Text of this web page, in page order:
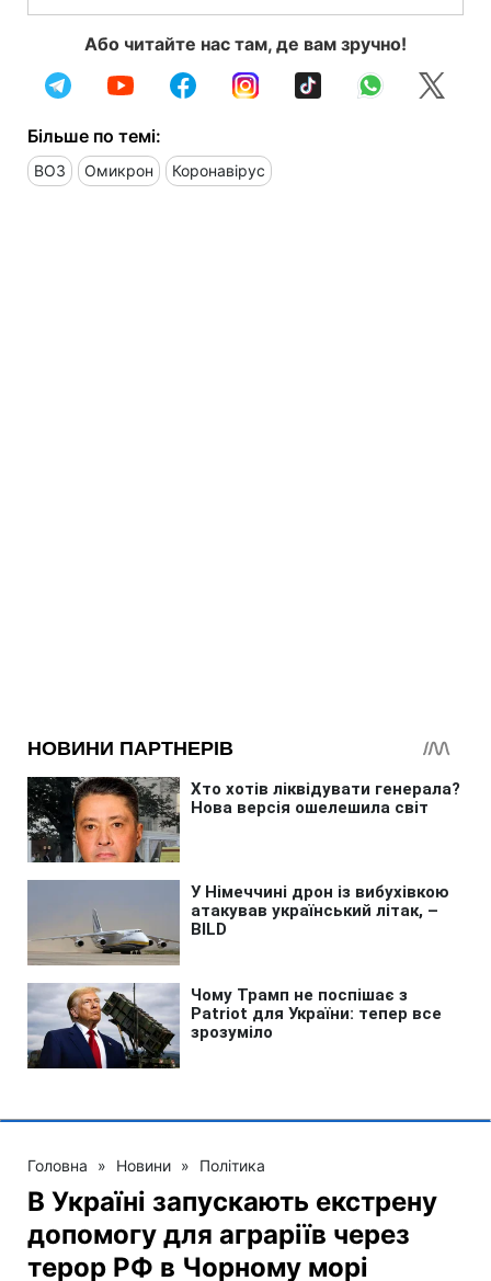
Або читайте нас там, де вам зручно!
Більше по темі:
ВОЗ Омикрон Коронавірус
Головна » Новини » Політика
В Україні запускають екстрену
допомогу для аграріїв через
терор РФ в Чорному морі